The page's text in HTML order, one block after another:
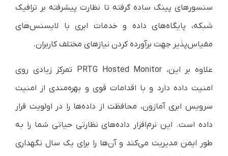
سنسورهای پینگ ساده گرفته تا نظارت پیشرفته بر ترافیک
شبکه، پایگاه‌های داده و خدمات ابری با لایسنس‌های
مقیاس‌پذیر جهت برآورده کردن نیازهای مختلف کاربران.
علاوه بر این، PRTG Hosted Monitor تمرکز زیادی روی
امنیت داده دارد و با اقدامات قوی و بهره‌مندی از امنیت
سرویس ابری آمازون، محافظت از داده‌ها را در اولویت قرار
داده است. این نرم‌افزار داده‌های نظارتی حیاتی شما را به
طور ایمن مدیریت می‌کند و آن‌ها را برای یک سال نگهداری